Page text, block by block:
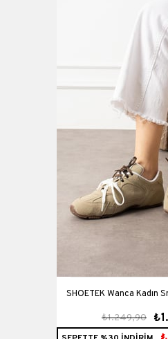
SHOETEK Wanca Kadın
Bağcıklı Spor
₺1.249,90